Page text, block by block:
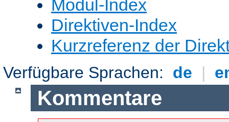
Modul-Index
Direktiven-Index
Kurzreferenz der
Verfügbare Sprachen: de |
Kommentare